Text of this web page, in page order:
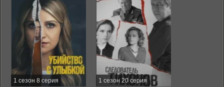
1 сезон 8 серия 1 сезон 20 серия